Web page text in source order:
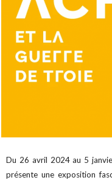
Du 26 avril 2024 au 5
présente une exposition